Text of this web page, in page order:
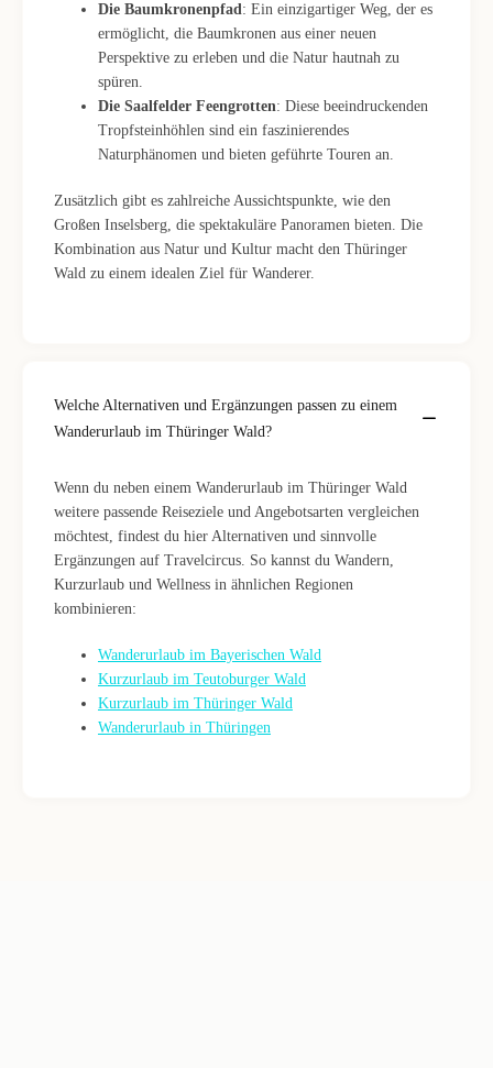
Die Baumkronenpfad: Ein einzigartiger Weg, der es
ermöglicht, die Baumkronen aus einer neuen
Perspektive zu erleben und die Natur hautnah zu
spüren.
Die Saalfelder Feengrotten: Diese beeindruckenden
Tropfsteinhöhlen sind ein faszinierendes
Naturphänomen und bieten geführte Touren an.
Zusätzlich gibt es zahlreiche Aussichtspunkte, wie den
Großen Inselsberg, die spektakuläre Panoramen bieten. Die
Kombination aus Natur und Kultur macht den Thüringer
Wald zu einem idealen Ziel für Wanderer.
Welche Alternativen und Ergänzungen passen zu einem
Wanderurlaub im Thüringer Wald?
Wenn du neben einem Wanderurlaub im Thüringer Wald
weitere passende Reiseziele und Angebotsarten vergleichen
möchtest, findest du hier Alternativen und sinnvolle
Ergänzungen auf Travelcircus. So kannst du Wandern,
Kurzurlaub und Wellness in ähnlichen Regionen
kombinieren:
Wanderurlaub im Bayerischen Wald
Kurzurlaub im Teutoburger Wald
Kurzurlaub im Thüringer Wald
Wanderurlaub in Thüringen